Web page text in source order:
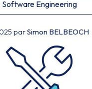
Software Engineering
parSimon BELBEOCH